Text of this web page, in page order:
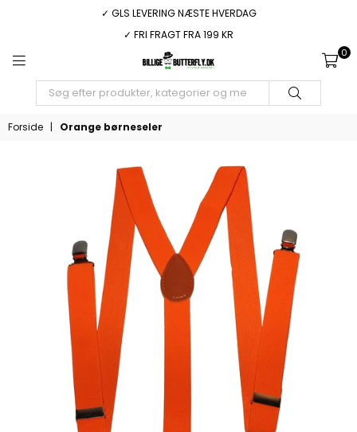
✓ GLS LEVERING NÆSTE HVERDAG
✓ FRI FRAGT FRA 199 KR
BILLIGEBUTTERFLY.DK
0
Forside | Orange børneseler